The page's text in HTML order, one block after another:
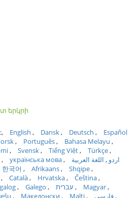
երկրի
English Dansk Deutsch
Español
Português
Bahasa Melayu
Svensk Tiếng Việt
Türkçe
українська мова اردو
اللغة العربية
한국어 Afrikaans
Shqipe
Català Hrvatska
Čeština
Galego עברית
Magyar
Македонски Malti فارسی